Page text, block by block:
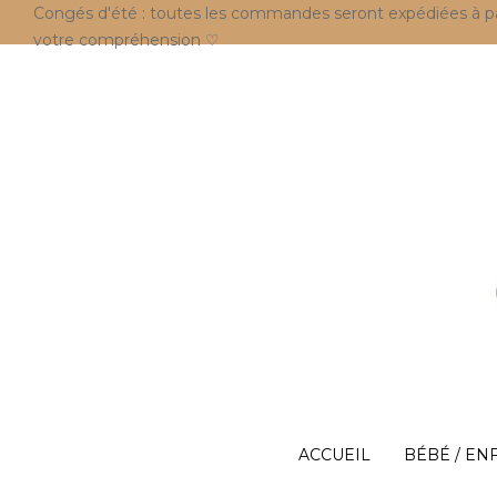
Congés d'été : toutes les commandes seront expédiées à
votre compréhension ♡
ACCUEIL BÉBÉ /